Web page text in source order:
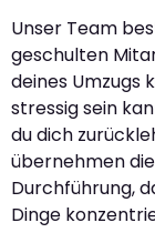
Unser Team
geschulten
deines Umzugs
stressig sein
du dich
übernehmen
Durchführung,
Dinge